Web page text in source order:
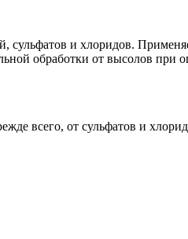
сульфатов и хлоридов.
обработки от высолов при
всего, от сульфатов и